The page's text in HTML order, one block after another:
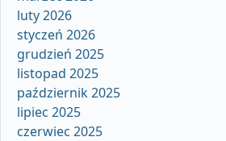
luty 2026
styczeń 2026
grudzień 2025
listopad 2025
październik 2025
lipiec 2025
czerwiec 2025